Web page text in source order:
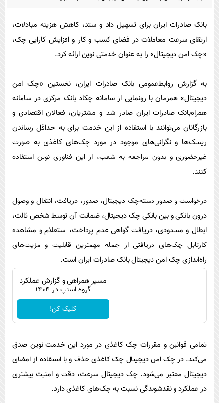
فناوری
گوناگون
حوادث
سلامت
فرهنگی
بین الملل
پیامک
روانشناسی
آشپزی
دانلود
​بانک صادرات ایران برای تسهیل داد و ستد، کاهش هزینه مبادلات،
ارتقای سرعت معاملات در فضای کسب و کار و افزایش کارایی چک،
«چک امن دیجیتال» را به عنوان خدمتی نوین ارائه کرد.
به گزارش روابط‌عمومی بانک صادرات ایران، نخستین «چک امن
دیجیتال» همزمان با رونمایی از سامانه چکاد بانک مرکزی در سامانه
همراه‌بانک صادرات ایران صادر شد و مشتریان، فعالان اقتصادی و
بازرگانان می‌توانند با استفاده از این خدمت برای به حداقل رساندن
ریسک‌ها و نگرانی‌های موجود در مورد چک‌های کاغذی به صورت
غیرحضوری و بدون مراجعه به شعب، از این فناوری نوین استفاده
کنند.
درخواست و صدور دسته‌چک دیجیتال، صدور، دریافت، انتقال و وصول
درون بانکی و بین بانکی چک دیجیتال، ضمانت آن توسط شخص ثالث،
ابطال و مسدودی، دریافت گواهی عدم پرداخت، استعلام و مشاهده
کارتابل چک‌های دریافتی از جمله مهمترین قابلیت و مزیت‌های
راه‌اندازی چک امن دیجیتال بانک صادرات ایران است.
مسیر همراهی و گزارش عملکرد
گروه اسنپ در ۱۴۰۴
کلیک کن!
تمامی قوانین و مقررات چک کاغذی در مورد این خدمت نوین صدق
می‌کند. در چک امن دیجیتال چک کاغذی حذف و با استفاده از امضای
دیجیتال معتبر می‌شود. چک دیجیتال سرعت، دقت و امنیت بیشتری
در عملکرد و نقدشوندگی نسبت به چک‌های کاغذی دارد.